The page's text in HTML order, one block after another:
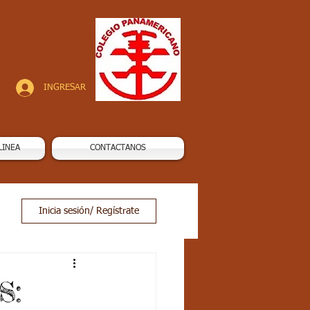
INGRESAR
CONTACTANOS
Inicia sesión/ Regístrate